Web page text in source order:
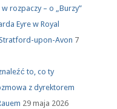
rozpaczy – o „Burzy”
Eyre w Royal
upon-Avon 7
to, co ty
z dyrektorem
29 maja 2026